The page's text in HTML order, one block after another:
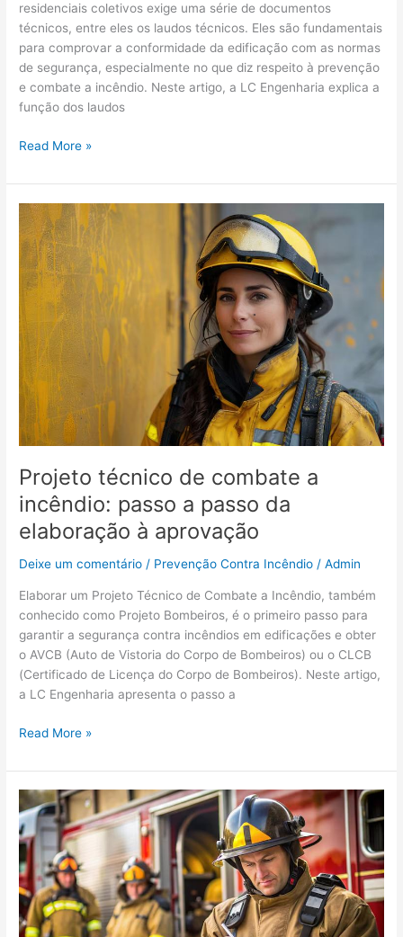
residenciais coletivos exige uma série de documentos
técnicos, entre eles os laudos técnicos. Eles são fundamentais
para comprovar a conformidade da edificação com as normas
de segurança, especialmente no que diz respeito à prevenção
e combate a incêndio. Neste artigo, a LC Engenharia explica a
função dos laudos
Read More »
Projeto técnico de combate a
incêndio: passo a passo da
elaboração à aprovação
Deixe um comentário / Prevenção Contra Incêndio /Admin
Elaborar um Projeto Técnico de Combate a Incêndio, também
conhecido como Projeto Bombeiros, é o primeiro passo para
garantir a segurança contra incêndios em edificações e obter
o AVCB (Auto de Vistoria do Corpo de Bombeiros) ou o CLCB
(Certificado de Licença do Corpo de Bombeiros). Neste artigo,
a LC Engenharia apresenta o passo a
Projeto
técnico
de
combate
a
incêndio:
passo
a
passo
da
elaboração
aprovação
Read More »
Principais
erros
que
impedem
a
emissão
do